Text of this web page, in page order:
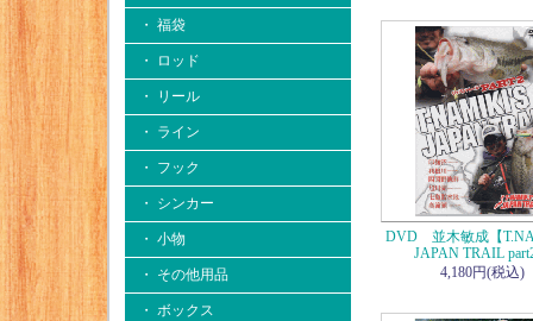
・ 福袋
・ ロッド
・ リール
・ ライン
・ フック
・ シンカー
・ 小物
・ その他用品
・ ボックス
DVD 並木敏成【
JAPAN TRAIL
4,180円(税込)